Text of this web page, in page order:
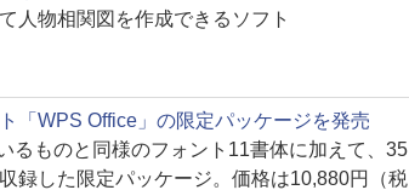
人物相関図を作成できるソフト
「WPS Office」の限定パッケージを発売
るものと同様のフォント11書体に加えて、35
録した限定パッケージ。価格は10,880円（税